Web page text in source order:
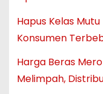
Hapus Kelas
Konsumen
Harga Beras
Melimpah,